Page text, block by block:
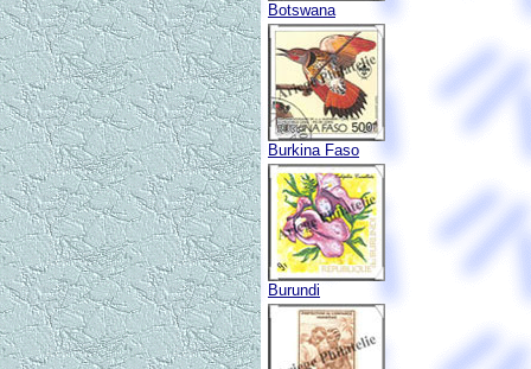
Botswana
Burkina Faso
Burundi